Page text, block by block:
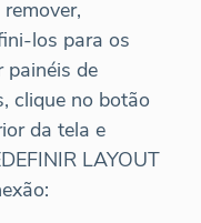
los para os
painéis de
clique no botão
da tela e
LAYOUT